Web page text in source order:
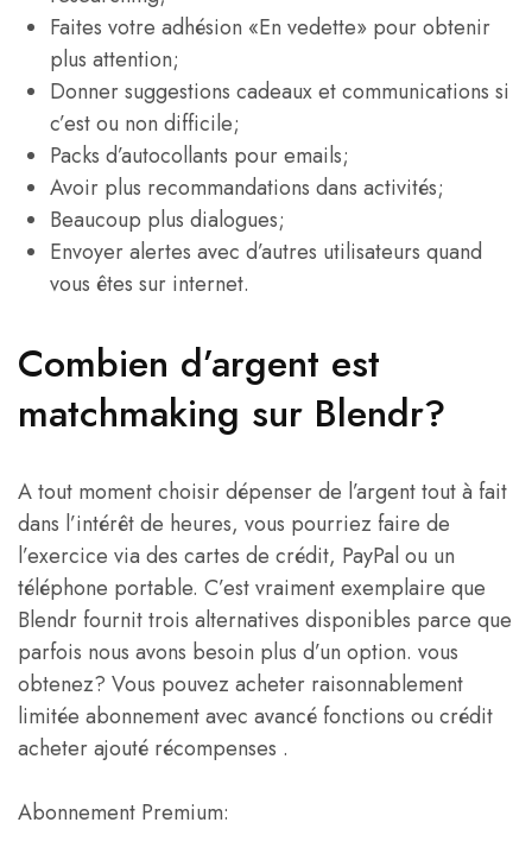
Faites votre adhésion «En vedette» pour obtenir
plus attention;
Donner suggestions cadeaux et communications si
c’est ou non difficile;
Packs d’autocollants pour emails;
Avoir plus recommandations dans activités;
Beaucoup plus dialogues;
Envoyer alertes avec d’autres utilisateurs quand
vous êtes sur internet.
Combien d’argent est
matchmaking sur Blendr?
A tout moment choisir dépenser de l’argent tout à fait
dans l’intérêt de heures, vous pourriez faire de
l’exercice via des cartes de crédit, PayPal ou un
téléphone portable. C’est vraiment exemplaire que
Blendr fournit trois alternatives disponibles parce que
parfois nous avons besoin plus d’un option. vous
obtenez? Vous pouvez acheter raisonnablement
limitée abonnement avec avancé fonctions ou crédit
acheter ajouté récompenses .
Abonnement Premium: